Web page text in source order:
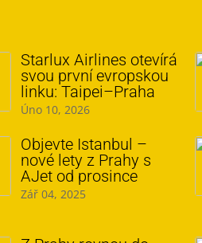
Starlux Airlines otevírá
svou první evropskou
linku: Taipei–Praha
Úno 10, 2026
Objevte Istanbul –
nové lety z Prahy s
AJet od prosince
Zář 04, 2025